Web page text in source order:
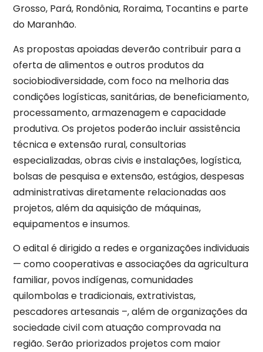
Grosso, Pará, Rondônia, Roraima, Tocantins e parte
do Maranhão.
As propostas apoiadas deverão contribuir para a
oferta de alimentos e outros produtos da
sociobiodiversidade, com foco na melhoria das
condições logísticas, sanitárias, de beneficiamento,
processamento, armazenagem e capacidade
produtiva. Os projetos poderão incluir assistência
técnica e extensão rural, consultorias
especializadas, obras civis e instalações, logística,
bolsas de pesquisa e extensão, estágios, despesas
administrativas diretamente relacionadas aos
projetos, além da aquisição de máquinas,
equipamentos e insumos.
O edital é dirigido a redes e organizações individuais
— como cooperativas e associações da agricultura
familiar, povos indígenas, comunidades
quilombolas e tradicionais, extrativistas,
pescadores artesanais –, além de organizações da
sociedade civil com atuação comprovada na
região. Serão priorizados projetos com maior